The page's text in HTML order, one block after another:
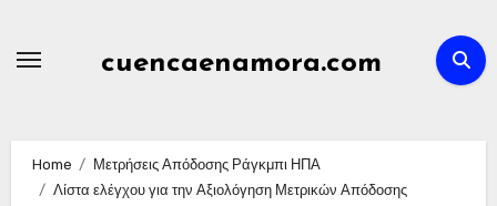
cuencaenamora.com
Home
Μετρήσεις Απόδοσης Ράγκμπι ΗΠΑ
Λίστα ελέγχου για την Αξιολόγηση Μετρικών Απόδοσης